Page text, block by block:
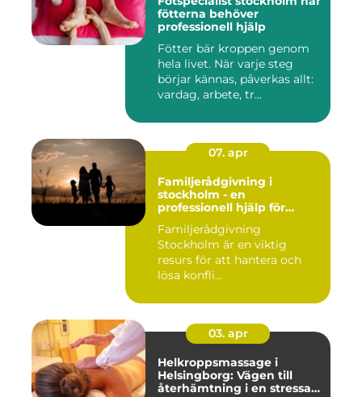
fötterna behöver
professionell hjälp
Fötter bär kroppen genom
hela livet. När varje steg
börjar kännas, påverkas allt:
vardag, arbete, tr...
07. apr
Familjerådgivning i
stockholm - en
professionell hjälp för
Familjerådgivning
Stockholm är en viktig
resurs för att hantera och
lösa konfli...
03. apr
Helkroppsmassage i
Helsingborg: Vägen till
återhämtning i en stressad